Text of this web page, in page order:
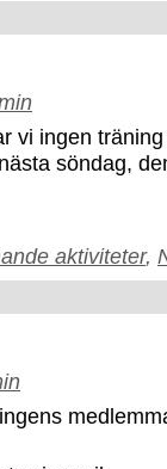
vi ingen
söndag,
aktiviteter,